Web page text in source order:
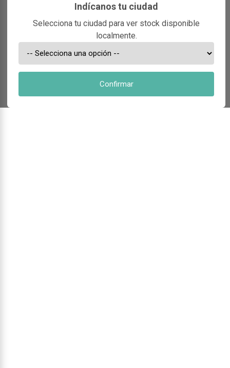
Indícanos tu ciudad
Selecciona tu ciudad para ver stock disponible
localmente.
Confirmar